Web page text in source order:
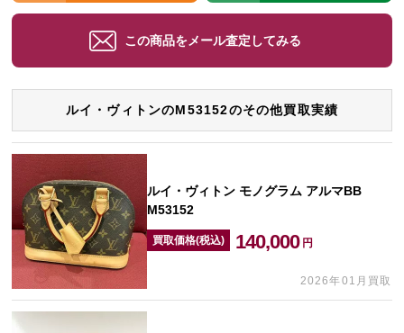
この商品をメール査定してみる
ルイ・ヴィトンのM53152のその他買取実績
ルイ・ヴィトン モノグラム アルマBB
M53152
買取価格(税込) 140,000 円
2026年01月買取